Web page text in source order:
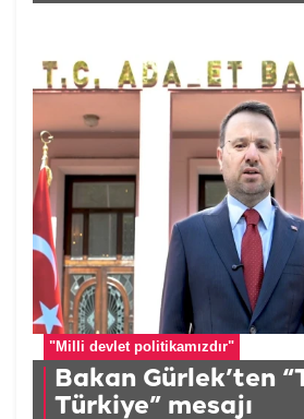
"Milli devlet politikamızdır"
Bakan Gürlek’ten
Türkiye” mesajı